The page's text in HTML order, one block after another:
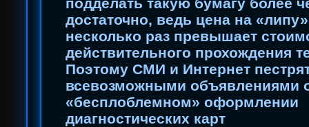
достаточно, ведь цена на
несколько раз превышает
действительного прохождения
Поэтому СМИ и Интернет
всевозможными объявлениями
«бесплоблемном» оформлении
диагностических карт